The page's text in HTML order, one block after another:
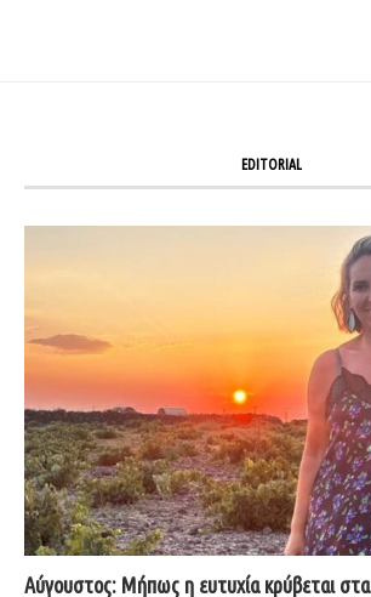
EDITORIAL
Αύγουστος: Μήπως η ευτυχία κρύβεται στα